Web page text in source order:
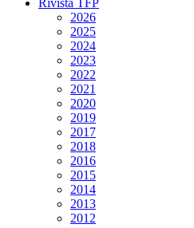
Rivista TFP
2026
2025
2024
2023
2022
2021
2020
2019
2017
2018
2016
2015
2014
2013
2012